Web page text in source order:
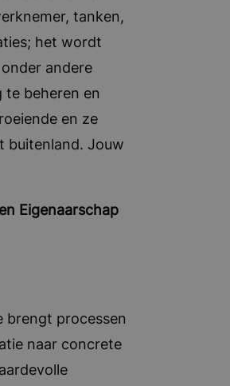
tanken,
het wordt
andere
te beheren en
en ze
buitenland. Jouw
Eigenaarschap
brengt processen
naar concrete